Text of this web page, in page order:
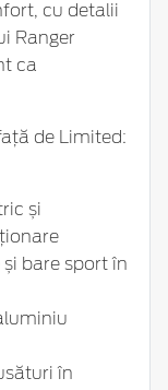
cu detalii
Ranger
ca
de Limited:
și
bare sport în
în